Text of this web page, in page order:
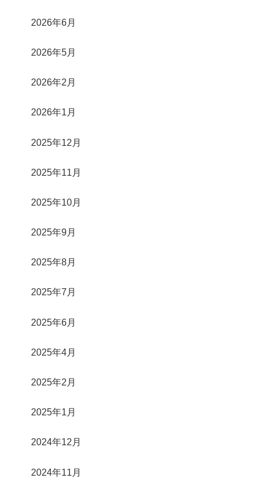
2026年6月
2026年5月
2026年2月
2026年1月
2025年12月
2025年11月
2025年10月
2025年9月
2025年8月
2025年7月
2025年6月
2025年4月
2025年2月
2025年1月
2024年12月
2024年11月